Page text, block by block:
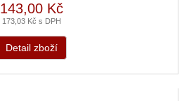
143,00 Kč
173,03 Kč s DPH
Detail zboží